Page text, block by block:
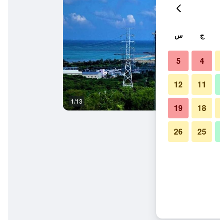
1/13
ج س
4
5
11
12
18
19
25
26